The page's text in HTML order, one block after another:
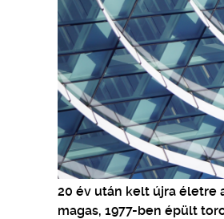
20 év után kelt újra életre
magas, 1977-ben épült